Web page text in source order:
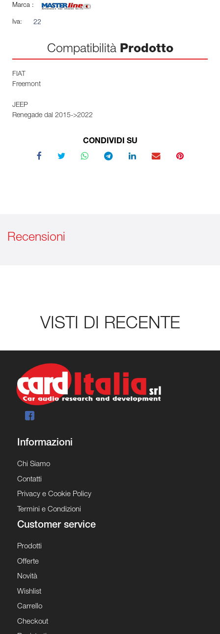
Marca :
Iva: 22
Compatibilità Prodotto
FIAT
Freemont
JEEP
Renegade dal 2015->2022
CONDIVIDI SU
Recensioni
VISTI DI RECENTE
Informazioni
Chi Siamo
Contatti
Privacy e Cookie Policy
Termini e Condizioni
Customer service
Prodotti
Offerte
Novità
Wishlist
Carrello
Checkout